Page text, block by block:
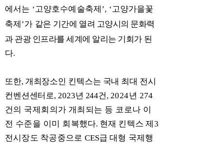
에서는 ‘고양호수예술축제 ’, ‘고양가을꽃
축제 ’가 같은 기간에 열려 고양시의 문화력
과 관광 인프라를 세계에 알리는 기회가 된
다.
또한, 개최장소인 킨텍스는 국내 최대 전시
컨벤션센터로, 2023년 244건, 2024년 274
건의 국제회의가 개최되는 등 코로나 이
전 수준을 이미 회복했다. 현재 킨텍스 제 3
전시장도 착공중으로 CES급 대형 국제행